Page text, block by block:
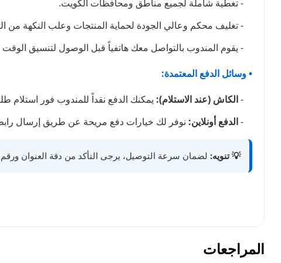
- تغطية شاملة لجميع مناطق ومحافظات الكويت.
- تغليف محكم وعالي الجودة لحماية المنتجات وعلب النكهة من
- يقوم المندوب بالتواصل معك هاتفياً قبل الوصول لتنسيق
• وسائل الدفع المعتمدة:
-الكاش (عند الاستلام): يمكنك الدفع نقداً للمندوب فور استلام
-الدفع أونلاين: نوفر لك خيارات دفع مريحة عن طريق إرسال
💡 تنويه: لضمان سرعة التوصيل، يرجى التأكد من دقة العنوان
المراجعات